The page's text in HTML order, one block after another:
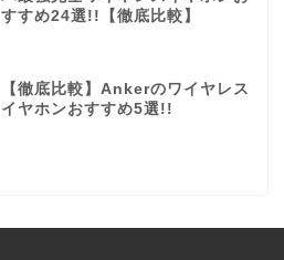
すすめ24選!!【徹底比較】
【徹底比較】Ankerのワイヤレス
イヤホンおすすめ5選!!